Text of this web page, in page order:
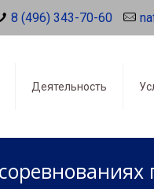
8 (496) 343-70-60
Деятельность